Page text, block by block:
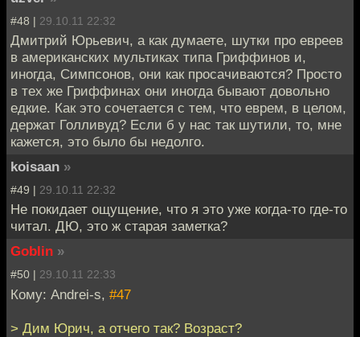
#48 | 29.10.11 22:32
Дмитрий Юрьевич, а как думаете, шутки про евреев
в американских мультиках типа Гриффинов и,
иногда, Симпсонов, они как просачиваются? Просто
в тех же Гриффинах они иногда бывают довольно
едкие. Как это сочетается с тем, что еврем, в целом,
держат Голливуд? Если б у нас так шутили, то, мне
кажется, это было бы недолго.
koisaan »
#49 | 29.10.11 22:32
Не покидает ощущение, что я это уже когда-то где-то
читал. ДЮ, это ж старая заметка?
Goblin »
#50 | 29.10.11 22:33
Кому: Andrei-s, #47
> Дим Юрич, а отчего так? Возраст?